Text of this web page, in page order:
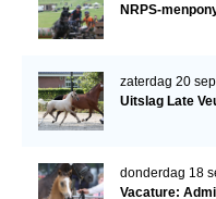
NRPS-
zaterdag 20
Uitslag Late
donderdag 18
Vacature: